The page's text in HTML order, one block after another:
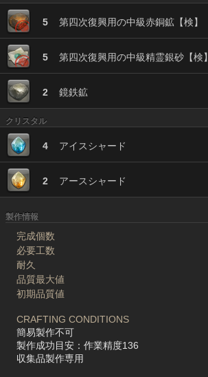
5 第四次復興用の中級赤銅鉱【検】
5 第四次復興用の中級精霊銀砂【検】
2 鏡鉄鉱
クリスタル
4 アイスシャード
2 アースシャード
製作情報
完成個数
必要工数
耐久
品質最大値
初期品質値
CRAFTING CONDITIONS
簡易製作不可
製作成功目安：作業精度136
収集品製作専用